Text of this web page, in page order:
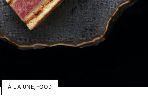
À LA UNE, FOOD